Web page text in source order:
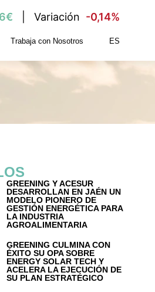
Variación -0,14%
Trabaja con Nosotros ES
GREENING Y ACESUR
DESARROLLAN EN JAÉN UN
MODELO PIONERO DE
GESTIÓN ENERGÉTICA PARA
LA INDUSTRIA
AGROALIMENTARIA
GREENING CULMINA CON
ÉXITO SU OPA SOBRE
ENERGY SOLAR TECH Y
ACELERA LA EJECUCIÓN DE
SU PLAN ESTRATÉGICO